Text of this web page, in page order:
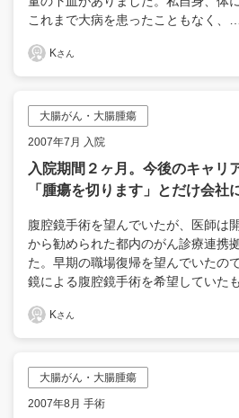
これまで大病を患ったこともなく、…
Kさん
大腸がん・大腸腫瘍
2007年7月 入院
入院期間２ヶ月。今後のキャリ
「腫瘍を切ります」とだけ会社
腹腔鏡手術を望んでいたが、医師は
から勧められた都内のがん診療連携
た。早期の職場復帰を望んでいたの
鏡による腹腔鏡手術を希望していた
Kさん
大腸がん・大腸腫瘍
2007年8月 手術